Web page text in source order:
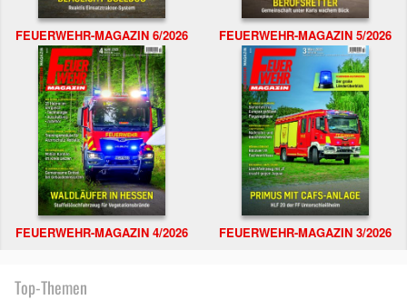
FEUERWEHR-MAGAZIN 6/2026 FEUERWEHR-MAGAZIN 5/2026
FEUERWEHR-MAGAZIN 4/2026 FEUERWEHR-MAGAZIN 3/2026
Top-Themen